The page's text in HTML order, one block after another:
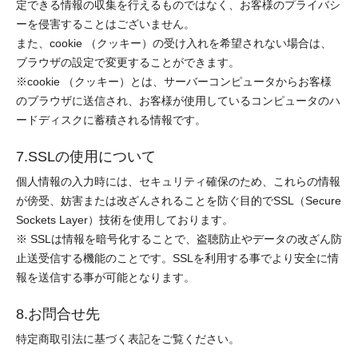
定できる情報の収集を行えるものではなく、お客様のプライバシ
ーを侵害することはございません。
また、cookie （クッキー）の受け入れを希望されない場合は、
ブラウザの設定で変更することができます。
※cookie （クッキー）とは、サーバーコンピュータからお客様
のブラウザに送信され、お客様が使用しているコンピュータのハ
ードディスクに蓄積される情報です。
7.SSLの使用について
個人情報の入力時には、セキュリティ確保のため、これらの情報
が傍受、妨害または改ざんされることを防ぐ目的でSSL（Secure
Sockets Layer）技術を使用しております。
※ SSLは情報を暗号化することで、盗聴防止やデータの改ざん防
止送受信する機能のことです。SSLを利用する事でより安全に情
報を送信する事が可能となります。
8.お問合せ先
特定商取引法に基づく表記をご覧ください。